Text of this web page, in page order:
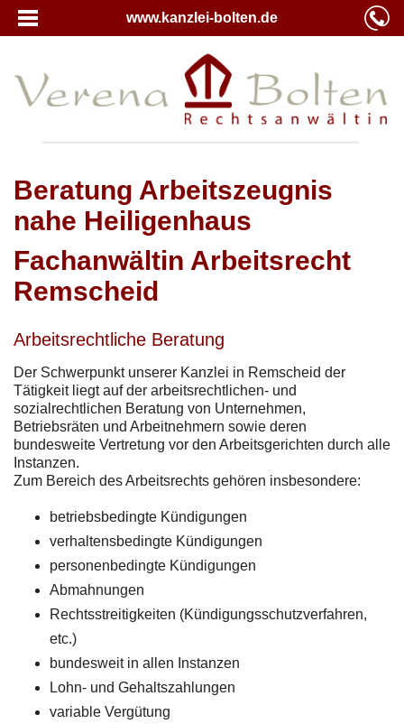
www.kanzlei-bolten.de
Beratung Arbeitszeugnis
nahe Heiligenhaus
Fachanwältin Arbeitsrecht
Remscheid
Arbeitsrechtliche Beratung
Der Schwerpunkt unserer Kanzlei in Remscheid der
Tätigkeit liegt auf der arbeitsrechtlichen- und
sozialrechtlichen Beratung von Unternehmen,
Betriebsräten und Arbeitnehmern sowie deren
bundesweite Vertretung vor den Arbeitsgerichten durch alle
Instanzen.
Zum Bereich des Arbeitsrechts gehören insbesondere:
betriebsbedingte Kündigungen
verhaltensbedingte Kündigungen
personenbedingte Kündigungen
Abmahnungen
Rechtsstreitigkeiten (Kündigungsschutzverfahren,
etc.)
bundesweit in allen Instanzen
Lohn- und Gehaltszahlungen
variable Vergütung